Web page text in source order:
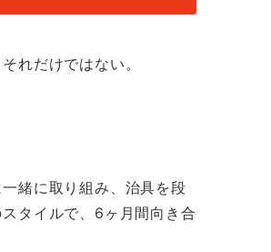
れだけではない。
緒に取り組み、治具を段
タイルで、6ヶ月間向き合